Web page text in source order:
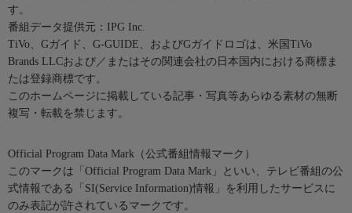
す。
番組データ提供元：IPG Inc.
TiVo、Gガイド、G-GUIDE、およびGガイドロゴは、米国TiVo
Brands LLCおよび／またはその関連会社の日本国内における商標ま
たは登録商標です。
このホームページに掲載している記事・写真等あらゆる素材の無断
複写・転載を禁じます。
Official Program Data Mark（公式番組情報マーク）
このマークは「Official Program Data Mark」といい、テレビ番組の公
式情報である「SI(Service Information)情報」を利用したサービスに
のみ表記が許されているマークです。